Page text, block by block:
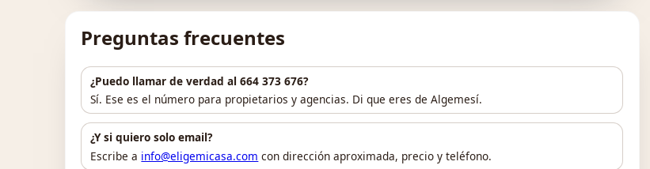
Preguntas frecuentes
¿Puedo llamar de verdad al 664 373 676?
Sí. Ese es el número para propietarios y agencias. Di que eres de Algemesí.
¿Y si quiero solo email?
Escribe a info@eligemicasa.com con dirección aproximada, precio y teléfono.